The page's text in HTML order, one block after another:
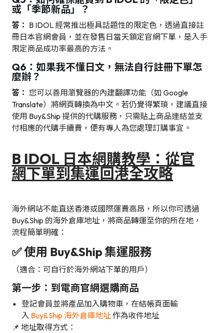
或「季節新品」？
答： B IDOL 經常推出極具話題性的限定色，透過直接註
冊日本官網會員，並在發售日當天鎖定官網下單，是入手
限定商品成功率最高的方法。
Q6：如果我不懂日文，無法自行註冊下單怎
麼辦？
答： 您可以善用瀏覽器的內建翻譯功能（如 Google
Translate）將網頁轉換為中文。若仍覺得繁瑣，建議直接
使用 Buy&Ship 提供的代購服務，只需貼上商品連結並支
付相應的代購手續費，便有專人為您處理訂購事宜。
B IDOL 日本網購教學：從官
網下單到集運回港全攻略
海外網站不能直送香港或國際運費高昂，所以你可透過
Buy&Ship 的海外倉庫地址，將商品轉運至你的所在地，
流程簡單明確：
✅ 使用 Buy&Ship 集運服務
（適合：可自行於海外網站下單的用戶）
第一步：到電商官網選購商品
登記會員並將產品加入購物車，在結帳頁面輸
入 Buy&Ship 海外倉庫地址作為收件地址
📌 地址取得方式：